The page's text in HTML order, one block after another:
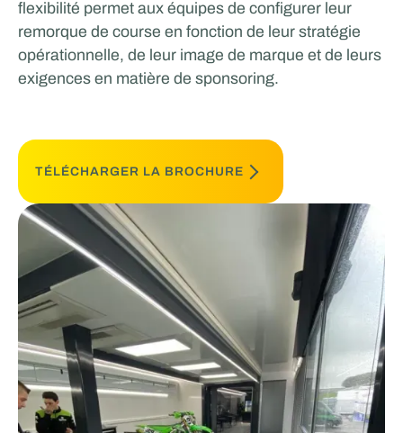
flexibilité permet aux équipes de configurer leur
remorque de course en fonction de leur stratégie
opérationnelle, de leur image de marque et de leurs
exigences en matière de sponsoring.
TÉLÉCHARGER LA BROCHURE